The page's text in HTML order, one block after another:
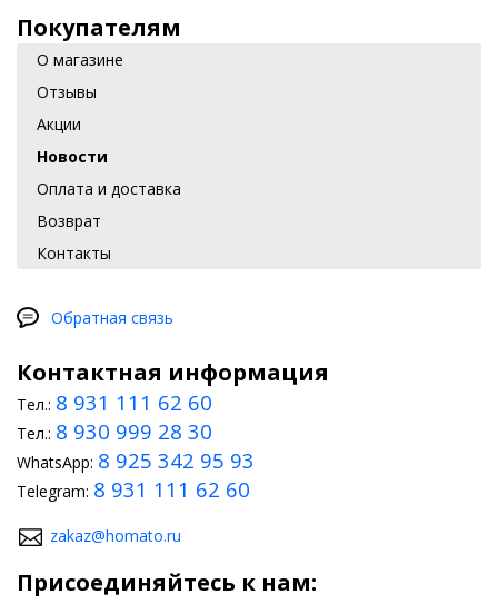
Покупателям
О магазине
Отзывы
Акции
Новости
Оплата и доставка
Возврат
Контакты
Обратная связь
Контактная информация
Тел.: 8 931 111 62 60
Тел.: 8 930 999 28 30
WhatsApp: 8 925 342 95 93
Telegram: 8 931 111 62 60
zakaz@homato.ru
Присоединяйтесь к нам: